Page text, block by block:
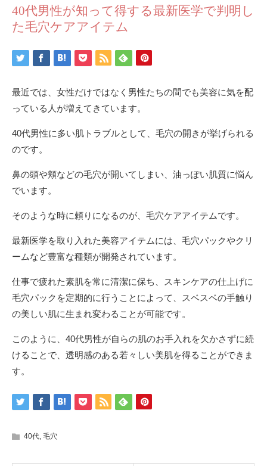
40代男性が知って得する最新医学で判明し
た毛穴ケアアイテム
最近では、女性だけではなく男性たちの間でも美容に気を配
っている人が増えてきています。
40代男性に多い肌トラブルとして、毛穴の開きが挙げられる
のです。
鼻の頭や頬などの毛穴が開いてしまい、油っぽい肌質に悩ん
でいます。
そのような時に頼りになるのが、毛穴ケアアイテムです。
最新医学を取り入れた美容アイテムには、毛穴パックやクリ
ームなど豊富な種類が開発されています。
仕事で疲れた素肌を常に清潔に保ち、スキンケアの仕上げに
毛穴パックを定期的に行うことによって、スベスベの手触り
の美しい肌に生まれ変わることが可能です。
このように、40代男性が自らの肌のお手入れを欠かさずに続
けることで、透明感のある若々しい美肌を得ることができま
す。
40代 毛穴